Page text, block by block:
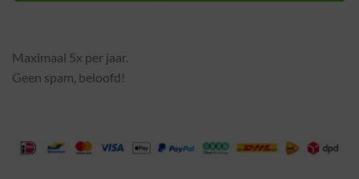
Maximaal 5x per jaar.
Geen spam, beloofd!